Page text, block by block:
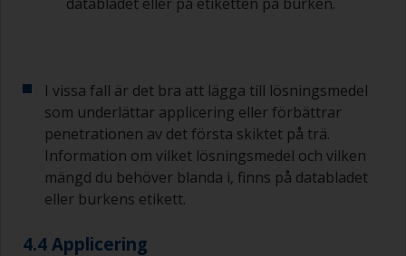
I vissa fall är det bra att lägga till lösningsmedel
som underlättar applicering eller förbättrar
penetrationen av det första skiktet på trä.
Information om vilket lösningsmedel och vilken
mängd du behöver blanda i, finns på databladet
eller burkens etikett.
4.4 Applicering